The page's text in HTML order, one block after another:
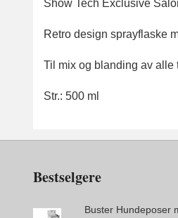
Show Tech Exclusive
Retro design sprayflaske
Til mix og blanding av alle
Str.: 500 ml
Bestselgere
Buster Hundeposer